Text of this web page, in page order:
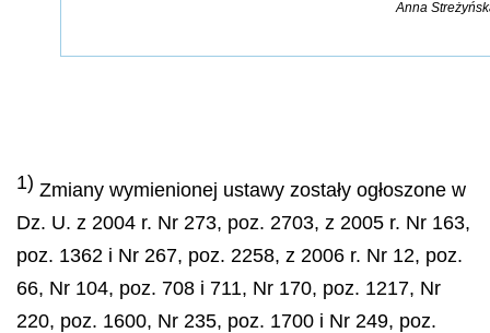
Anna
1) Zmiany wymienionej ustawy zostały ogłoszone w
Dz. U. z 2004 r. Nr 273, poz. 2703, z 2005 r. Nr 163,
poz. 1362 i Nr 267, poz. 2258, z 2006 r. Nr 12, poz.
66, Nr 104, poz. 708 i 711, Nr 170, poz. 1217, Nr
220, poz. 1600, Nr 235, poz. 1700 i Nr 249, poz.